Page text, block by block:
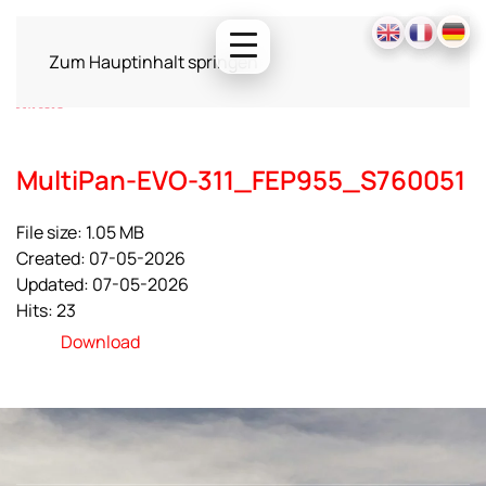
Zum Hauptinhalt springen
MultiPan-EVO-311_FEP955_S760051
File size: 1.05 MB
Created: 07-05-2026
Updated: 07-05-2026
Hits: 23
Download